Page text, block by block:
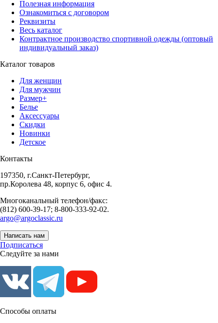
Полезная информация
Ознакомиться с договором
Реквизиты
Весь каталог
Контрактное производство спортивной одежды (оптовый
индивидуальный заказ)
Каталог товаров
Для женщин
Для мужчин
Размер+
Белье
Аксессуары
Скидки
Новинки
Детское
Контакты
197350, г.Санкт-Петербург,
пр.Королева 48, корпус 6, офис 4.
Многоканальный телефон/факс:
(812) 600-39-17; 8-800-333-92-02.
argo@argoclassic.ru
Написать нам
Подписаться
Следуйте за нами
Способы оплаты